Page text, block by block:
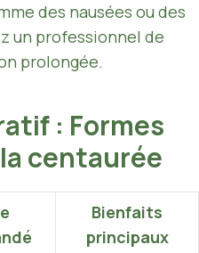
des nausées ou des
un professionnel de
prolongée.
: Formes
centaurée
Bienfaits
principaux